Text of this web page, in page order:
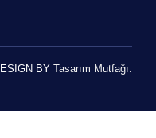
BY Tasarım Mutfağı.